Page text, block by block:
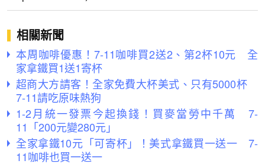
相關新聞
本周咖啡優惠！7-11咖啡買2送2、第2杯10元 全
家拿鐵買1送1寄杯
超商大方請客！全家免費大杯美式、只有5000杯
7-11請吃原味熱狗
1-2月統一發票今起換錢！買麥當勞中千萬 7-
11「200元變280元」
全家拿鐵10元「可寄杯」！美式拿鐵買一送一 7-
11咖啡也買一送一